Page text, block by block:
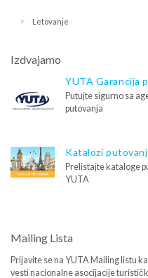
Letovanje
Izdvajamo
YUTA Garancija
Putujte sigurno sa
putovanja
Katalozi
Prelistajte kataloge
YUTA
Mailing Lista
Prijavite se na YUTA Mailing listu
vesti nacionalne asocijacije